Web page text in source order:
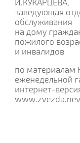
И.КУКАРЦЕВА,
заведующая
обслуживания
на дому
пожилого
и инвалидов
по материалам
еженедельной
интернет-